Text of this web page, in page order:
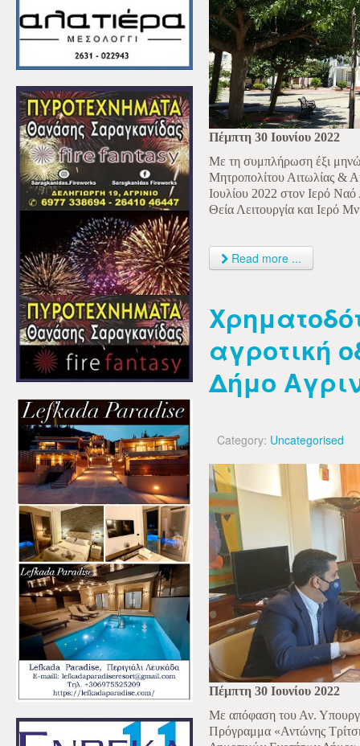
Πέμπτη 30 Ιουνίου 2022
Με τη συμπλήρωση έξι
Μητροπολίτου Αιτωλίας &
Ιουλίου 2022 στον Ιερό
Θεία Λειτουργία και Ιερό
Read more ...
αγροτική
Δήμο
Category: Uncategorised
Πέμπτη 30 Ιουνίου 2022
Με απόφαση του Αν.
Πρόγραμμα «Αντώνης